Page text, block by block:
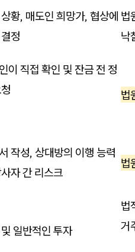
황, 매도인 희망가, 협상에
정
법
낙
이 직접 확인 및 잔금 전 정
법
작성, 상대방의 이행 능력
자 간 리스크
법
일반적인 투자
법
거